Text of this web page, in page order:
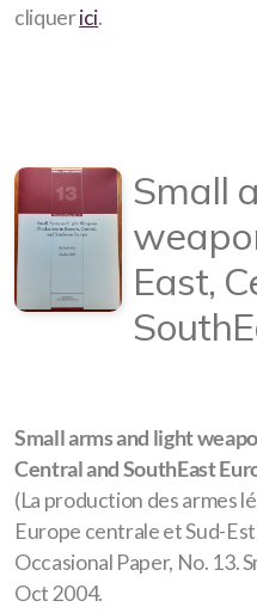
cliquerici.
Small
East,
Small arms and light
Central and SouthEast
(La production des armes
Europe centrale et Sud-
Occasional Paper, No. 13.
Oct 2004.